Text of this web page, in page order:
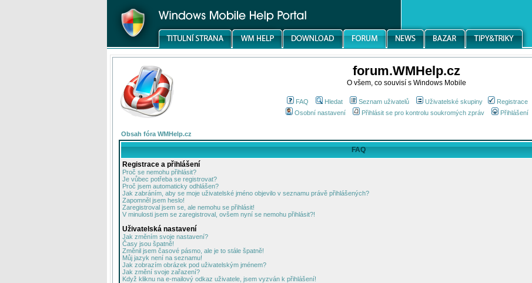
forum.WMHelp.cz
O všem, co souvisí s Windows Mobile
FAQ Hledat Seznam uživatelů Uživatelské skupiny
Registrace
Osobní nastavení
Přihlásit se pro kontrolu soukromých zpráv Přihlášení
Obsah fóra WMHelp.cz
FAQ
Registrace a přihlášení
Proč se nemohu přihlásit?
Je vůbec potřeba se registrovat?
Proč jsem automaticky odhlášen?
Jak zabráním, aby se moje uživatelské jméno objevilo v seznamu právě přihlášených?
Zapomněl jsem heslo!
Zaregistroval jsem se, ale nemohu se přihlásit!
V minulosti jsem se zaregistroval, ovšem nyní se nemohu přihlásit?!
Uživatelská nastavení
Jak změním svoje nastavení?
Časy jsou špatně!
Změnil jsem časové pásmo, ale je to stále špatně!
Můj jazyk není na seznamu!
Jak zobrazím obrázek pod uživatelským jménem?
Jak změní svoje zařazení?
Když kliknu na e-mailový odkaz uživatele, jsem vyzván k přihlášení!